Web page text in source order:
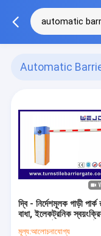
Automatic
দ্বি - নির্দেশমূলক গাড়ী পার্ক
বাধা, ইলেকট্রনিক
মূল্য:আলোচনাযোগ্য